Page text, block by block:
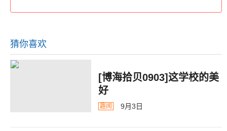
猜你喜欢
[博海拾贝0903]这学校的美
好
趣闻 9月3日